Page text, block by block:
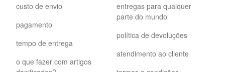
custo de envio
pagamento
tempo de entrega
o que fazer com artigos
entregas para qualquer
parte do mundo
política de devoluções
atendimento ao cliente